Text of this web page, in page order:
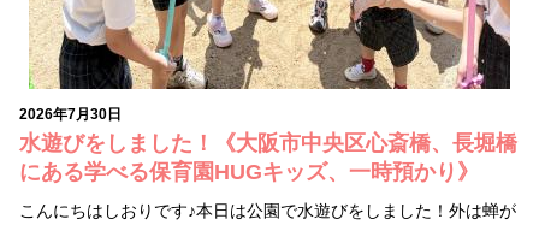
2026年7月30日
水遊びをしました！《大阪市中央区心斎橋、長堀橋
にある学べる保育園HUGキッズ、一時預かり》
こんにちはしおりです♪本日は公園で水遊びをしました！外は蝉が